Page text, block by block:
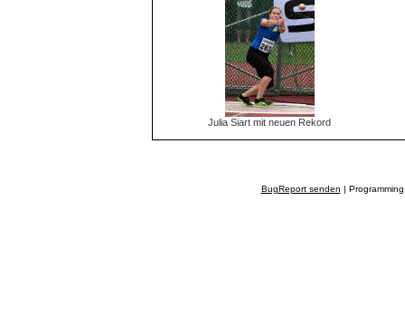
Julia Siart mit neuen Rekord
BugReport senden |